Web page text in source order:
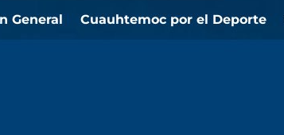
General Cuauhtemoc por el Deporte